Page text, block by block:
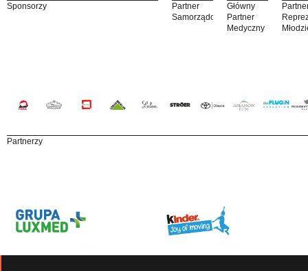
Sponsorzy
Partner
Samorządowy
Główny
Partner
Medyczny
Partnerzy